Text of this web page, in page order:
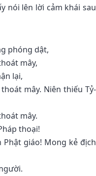
nói lên lời cảm khái sau
phóng dật,
mây,
lại,
mây. Niên thiếu Tỷ-
mây.
thoại!
giáo! Mong kẻ địch